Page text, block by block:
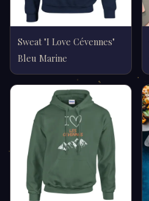
Sweat "I Love Cévennes"
Bleu Marine